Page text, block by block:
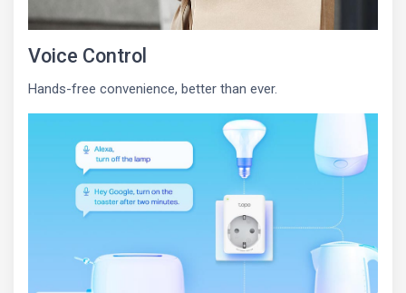
Voice Control
Hands-free convenience, better than ever.